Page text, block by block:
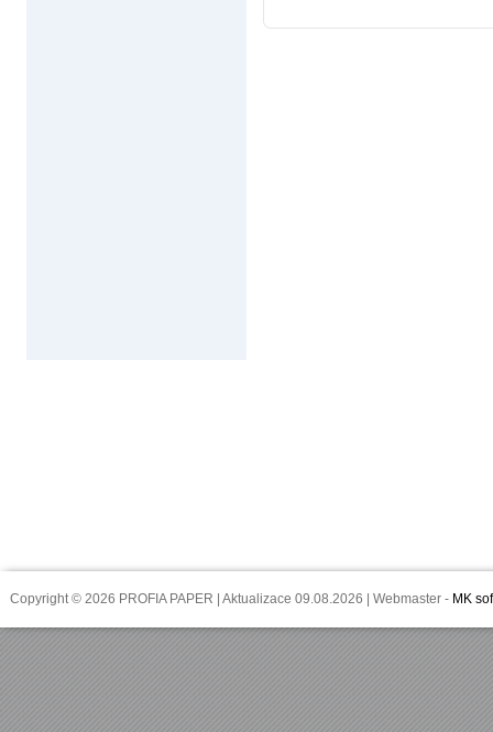
Copyright © 2026 PROFIA PAPER | Aktualizace 09.08.2026 | Webmaster - MK